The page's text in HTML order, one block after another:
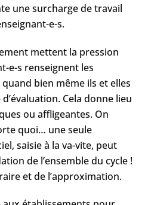
une surcharge de travail
e-s.
mettent la pression
e-s renseignent les
bien même ils et elles
Cela donne lieu
ou affligeantes. On
quoi… une seule
saisie à la va-vite, peut
de l’ensemble du cycle !
et de l’approximation.